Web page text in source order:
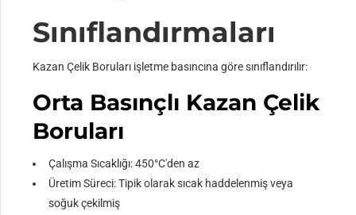
Sınıflandırmaları
Kazan Çelik Boruları işletme basıncına göre sınıflandırılır:
Orta Basınçlı Kazan Çelik
Boruları
Çalışma Sıcaklığı: 450°C'den az
Üretim Süreci: Tipik olarak sıcak haddelenmiş veya
soğuk çekilmiş